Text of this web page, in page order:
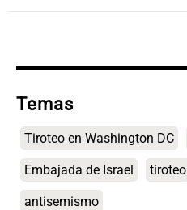
Temas
Tiroteo en Washington DC
Embajada de Israel tiroteo
antisemismo